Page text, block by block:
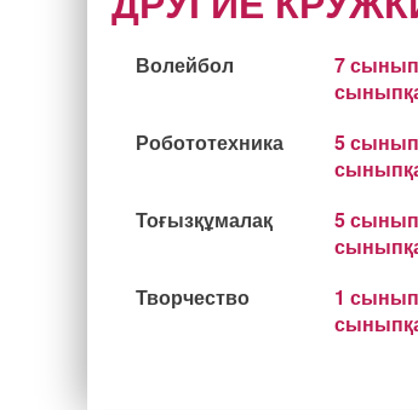
Волейбол
7
Робототехника
5
Тоғызқұмалақ
5
Творчество
1